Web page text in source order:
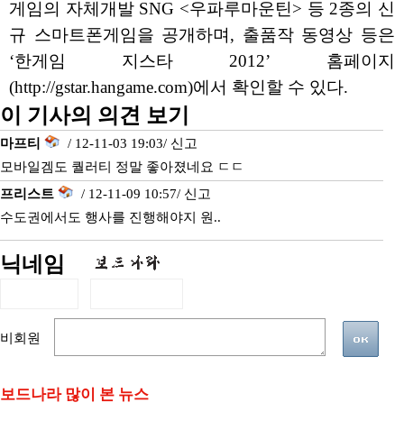
게임의 자체개발 SNG <우파루마운틴> 등 2종의 신
규 스마트폰게임을 공개하며, 출품작 동영상 등은
‘한게임 지스타 2012’ 홈페이지
(http://gstar.hangame.com)에서 확인할 수 있다.
이 기사의 의견 보기
마프티 / 12-11-03 19:03/ 신고
모바일겜도 퀄러티 정말 좋아졌네요 ㄷㄷ
프리스트
/ 12-11-09 10:57/ 신고
수도권에서도 행사를 진행해야지 원..
닉네임
비회원
보드나라 많이 본 뉴스